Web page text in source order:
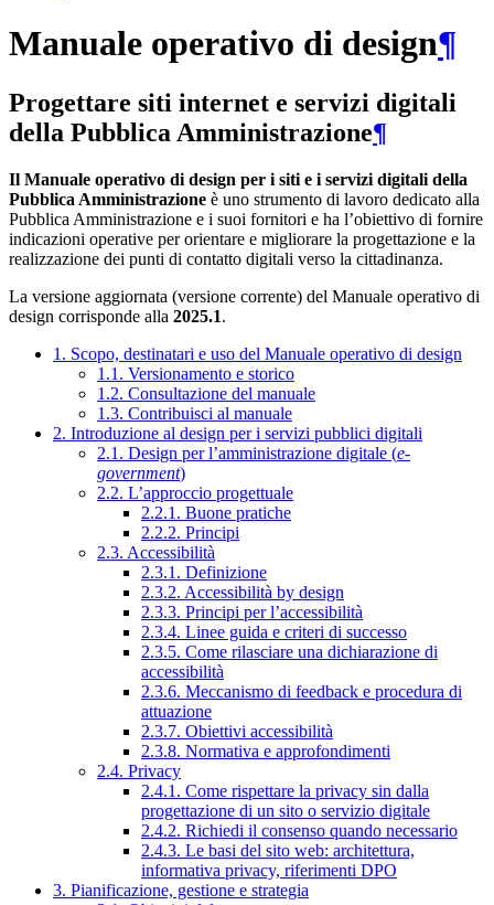
Manuale operativo di design¶
Progettare siti internet e servizi digitali
della Pubblica Amministrazione¶
Il Manuale operativo di design per i siti e i servizi digitali della
Pubblica Amministrazione è uno strumento di lavoro dedicato alla
Pubblica Amministrazione e i suoi fornitori e ha l’obiettivo di fornire
indicazioni operative per orientare e migliorare la progettazione e la
realizzazione dei punti di contatto digitali verso la cittadinanza.
La versione aggiornata (versione corrente) del Manuale operativo di
design corrisponde alla 2025.1.
1. Scopo, destinatari e uso del Manuale operativo di design
1.1. Versionamento e storico
1.2. Consultazione del manuale
1.3. Contribuisci al manuale
2. Introduzione al design per i servizi pubblici digitali
2.1. Design per l’amministrazione digitale (e-
government)
2.2. L’approccio progettuale
2.2.1. Buone pratiche
2.2.2. Principi
2.3. Accessibilità
2.3.1. Definizione
2.3.2. Accessibilità by design
2.3.3. Principi per l’accessibilità
2.3.4. Linee guida e criteri di successo
2.3.5. Come rilasciare una dichiarazione di
accessibilità
2.3.6. Meccanismo di feedback e procedura di
attuazione
2.3.7. Obiettivi accessibilità
2.3.8. Normativa e approfondimenti
2.4. Privacy
2.4.1. Come rispettare la privacy sin dalla
progettazione di un sito o servizio digitale
2.4.2. Richiedi il consenso quando necessario
2.4.3. Le basi del sito web: architettura,
informativa privacy, riferimenti DPO
3. Pianificazione, gestione e strategia